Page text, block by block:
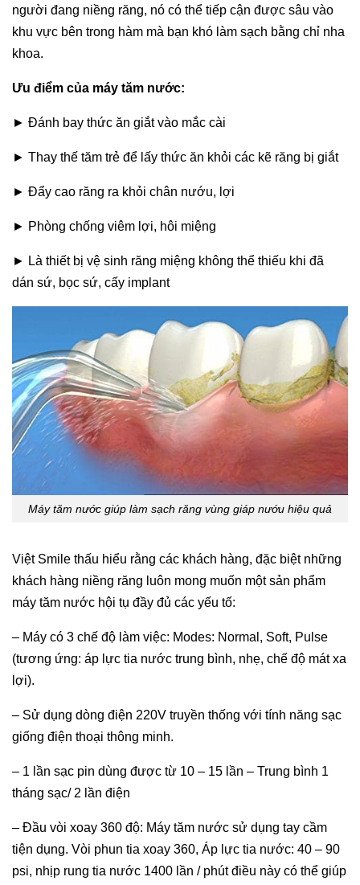
người đang niềng răng, nó có thể tiếp cận được sâu vào
khu vực bên trong hàm mà bạn khó làm sạch bằng chỉ nha
khoa.
Ưu điểm của máy tăm nước:
► Đánh bay thức ăn giắt vào mắc cài
► Thay thế tăm trẻ để lấy thức ăn khỏi các kẽ răng bị giắt
► Đẩy cao răng ra khỏi chân nướu, lợi
► Phòng chống viêm lợi, hôi miệng
► Là thiết bị vệ sinh răng miệng không thể thiếu khi đã
dán sứ, bọc sứ, cấy implant
Máy tăm nước giúp làm sạch răng vùng giáp nướu hiệu quả
Việt Smile thấu hiểu rằng các khách hàng, đặc biệt những
khách hàng niềng răng luôn mong muốn một sản phẩm
máy tăm nước hội tụ đầy đủ các yếu tố:
– Máy có 3 chế độ làm việc: Modes: Normal, Soft, Pulse
(tương ứng: áp lực tia nước trung bình, nhẹ, chế độ mát xa
lợi).
– Sử dụng dòng điện 220V truyền thống với tính năng sạc
giống điện thoại thông minh.
– 1 lần sạc pin dùng được từ 10 – 15 lần – Trung bình 1
tháng sạc/ 2 lần điện
– Đầu vòi xoay 360 độ: Máy tăm nước sử dụng tay cầm
tiện dụng. Vòi phun tia xoay 360, Áp lực tia nước: 40 – 90
psi, nhịp rung tia nước 1400 lần / phút điều này có thể giúp